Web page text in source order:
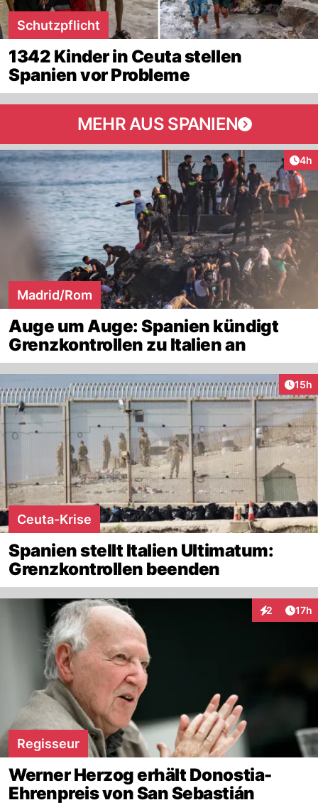
Schutzpflicht
1342 Kinder in Ceuta stellen
Spanien vor Probleme
MEHR AUS SPANIEN
4h
Madrid/Rom
Auge um Auge: Spanien kündigt
Grenzkontrollen zu Italien an
15h
Ceuta-Krise
Spanien stellt Italien Ultimatum:
Grenzkontrollen beenden
2 17h
Regisseur
Werner Herzog erhält Donostia-
Ehrenpreis von San Sebastián